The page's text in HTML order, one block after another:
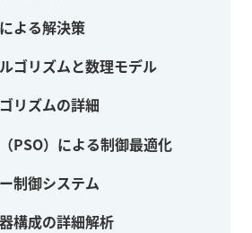
よる解決策
ゴリズムと数理モデル
リズムの詳細
PSO）による制御最適化
制御システム
構成の詳細解析